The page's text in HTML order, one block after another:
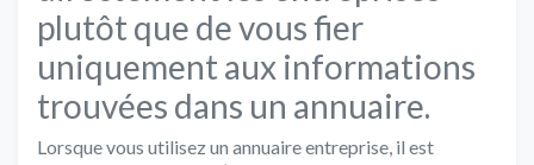
plutôt que de vous fier
uniquement aux informations
trouvées dans un annuaire.
Lorsque vous utilisez un annuaire entreprise, il est